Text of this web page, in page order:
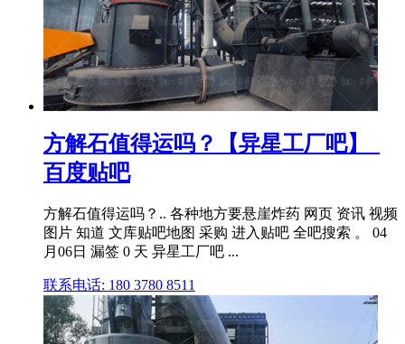
方解石值得运吗？【异星工厂吧】_
百度贴吧
方解石值得运吗？.. 各种地方要悬崖炸药 网页 资讯 视频
图片 知道 文库贴吧地图 采购 进入贴吧 全吧搜索 。 04
月06日 漏签 0 天 异星工厂吧 ...
联系电话: 180 3780 8511